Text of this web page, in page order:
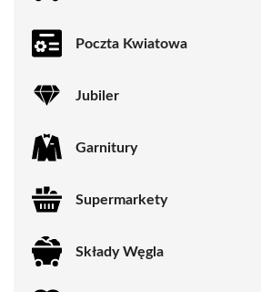
Poczta Kwiatowa
Jubiler
Garnitury
Supermarkety
Składy Węgla